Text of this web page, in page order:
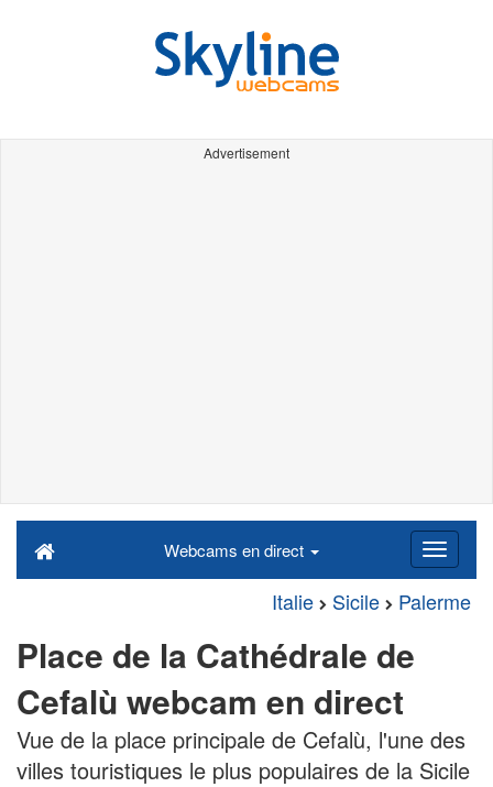
Advertisement
Webcams en direct
Italie Sicile Palerme
Place de la Cathédrale de
Cefalù webcam en direct
Vue de la place principale de Cefalù, l'une des
villes touristiques le plus populaires de la Sicile